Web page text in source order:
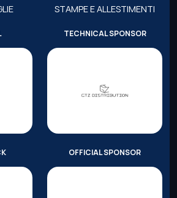
STAMPE E ALLESTIMENTI
TECHNICAL SPONSOR
OFFICIAL SPONSOR